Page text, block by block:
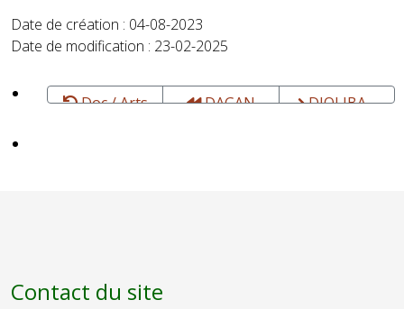
Date de création : 04-08-2023
Date de modification : 23-02-2025
Doc / Arts
DAGAN
DJOLIBA -
Contact du site